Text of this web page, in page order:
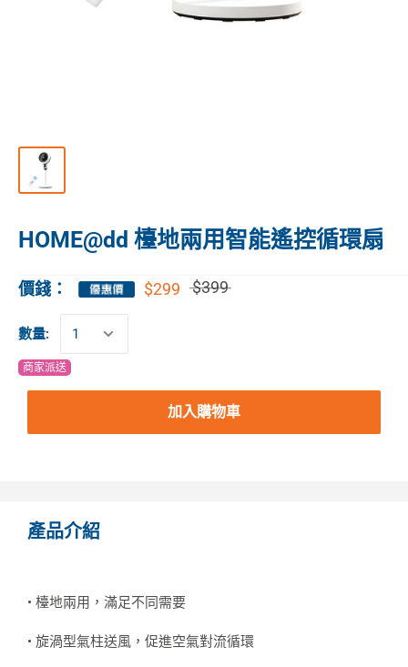
HOME@dd 檯地兩用智能遙控循環扇
價錢： $299 $399
數量:
商家派送
加入購物車
產品介紹
• 檯地兩用，滿足不同需要
• 旋渦型氣柱送風，促進空氣對流循環